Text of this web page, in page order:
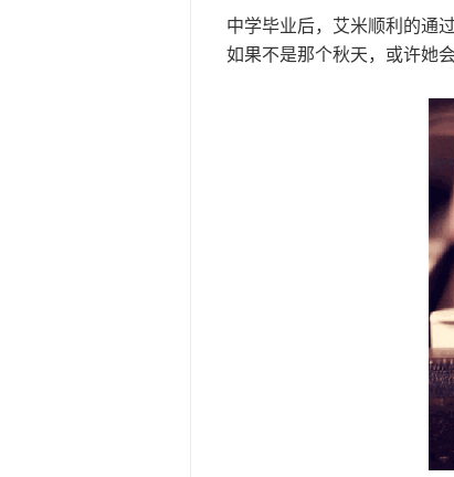
中学毕业后，艾米顺利的通过
如果不是那个秋天，或许她会